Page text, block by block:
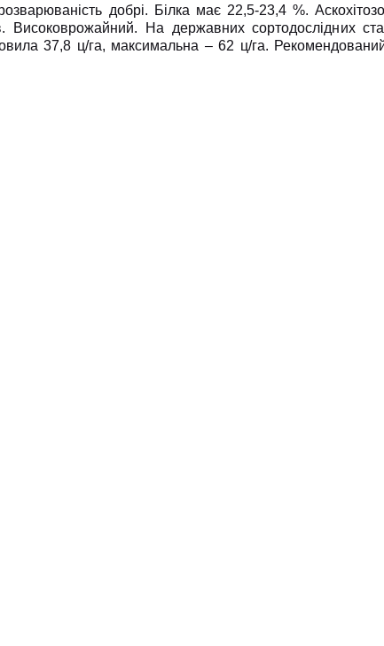
добрі. Білка має 22,5-23,4 %.
Високоврожайний. На державних сортодослідних
37,8 ц/га, максимальна – 62 ц/га.